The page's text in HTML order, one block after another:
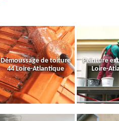
Démoussage de toiture
44 Loire-Atlantique
Peinture
Loire-